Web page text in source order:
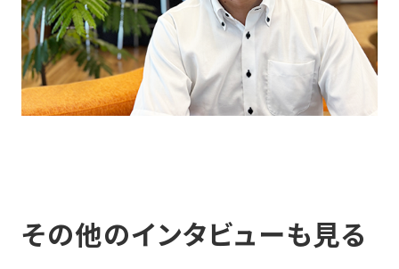
その他のインタビューも見る